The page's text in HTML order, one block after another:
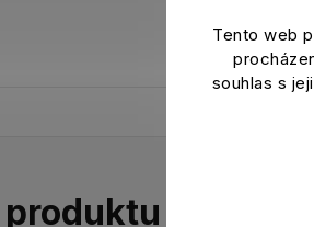
Tento web
souhlas s